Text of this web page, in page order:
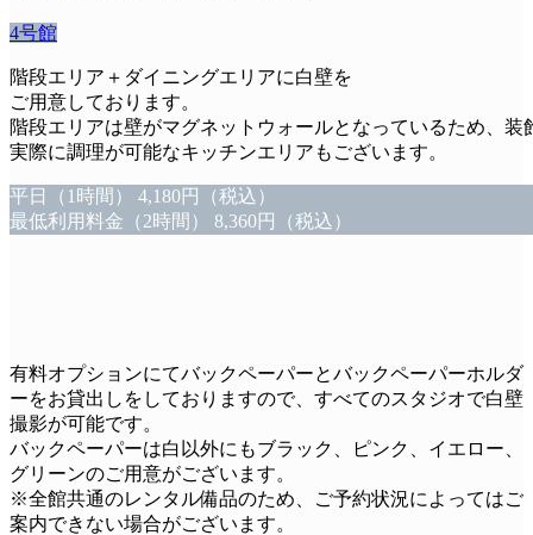
4号館
階段エリア＋ダイニングエリアに白壁を
ご用意しております。
階段エリアは壁がマグネットウォールとなっているため、装
実際に調理が可能なキッチンエリアもございます。
平日 （1時間）
4,180円（税込）
最低利用料金 （2時間） 8,360円（税込）
有料オプションにてバックペーパーとバックペーパーホルダ
ーをお貸出しをしておりますので、すべてのスタジオで白壁
撮影が可能です。
バックペーパーは白以外にもブラック、ピンク、イエロー、
グリーンのご用意がございます。
※全館共通のレンタル備品のため、ご予約状況によってはご
案内できない場合がございます。